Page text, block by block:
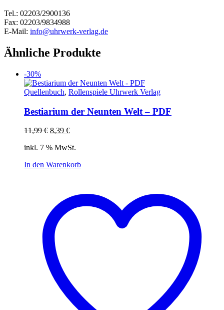
Tel.: 02203/2900136
Fax: 02203/9834988
E-Mail: info@uhrwerk-verlag.de
Ähnliche Produkte
-30%
Quellenbuch, Rollenspiele Uhrwerk Verlag
Bestiarium der Neunten Welt – PDF
11,99€ Ursprünglicher
war:
8,39 €Aktueller
ist:
inkl. 7 % MwSt.
In den Warenkorb